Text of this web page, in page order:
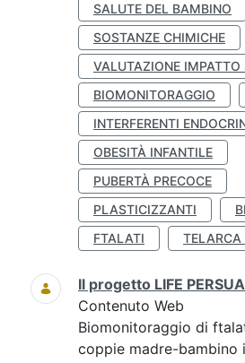
SALUTE DEL BAMBINO
SOSTANZE CHIMICHE
VALUTAZIONE
BIOMONITORAGGIO
INTERFERENTI
OBESITÀ INFANTILE
PUBERTÀ PRECOCE
PLASTICIZZANTI
FTALATI
TELARCA
Il progetto LIFE
Contenuto Web
Biomonitoraggio di
coppie madre-bambino